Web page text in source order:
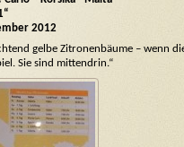
2012
gelbe Zitronenbäume – wenn
Sie sind mittendrin.“